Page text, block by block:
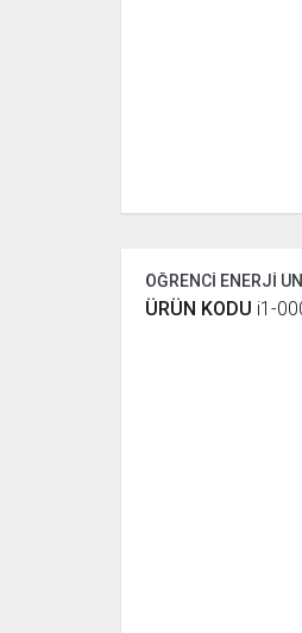
ÖĞRENCİ ENERJİ
ÜRÜN KODU i1-